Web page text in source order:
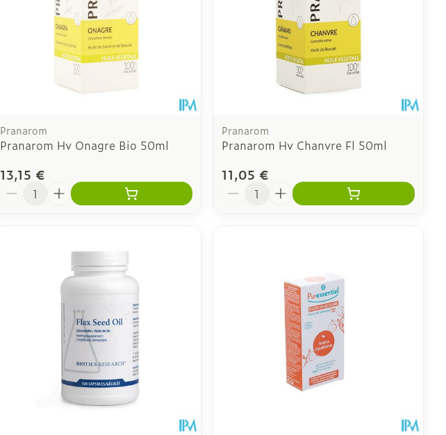
Pranarom
Pranarom Hv Onagre Bio 50ml
13,15 €
Quantité
Pranarom
Pranarom Hv Chanvre Fl 50ml
11,05 €
Quantité